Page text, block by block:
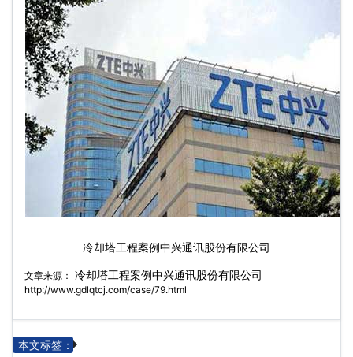
冷却塔工程案例中兴通讯股份有限公司
文章来源： 冷却塔工程案例中兴通讯股份有限公司
http://www.gdlqtcj.com/case/79.html
本文标签：